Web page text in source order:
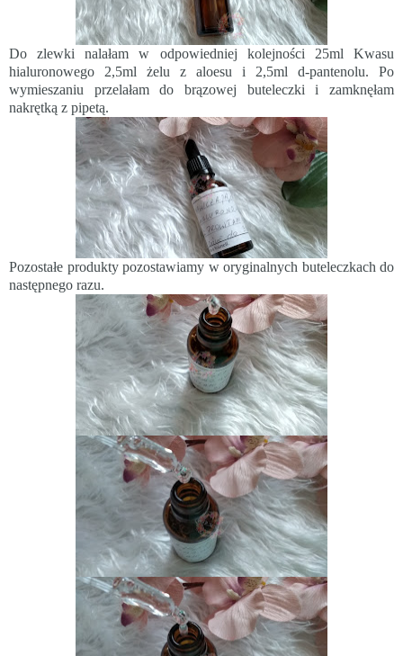
Do zlewki nalałam w odpowiedniej kolejności 25ml Kwasu
hialuronowego 2,5ml żelu z aloesu i 2,5ml d-pantenolu. Po
wymieszaniu przelałam do brązowej buteleczki i zamknęłam
nakrętką z pipetą.
Pozostałe produkty pozostawiamy w oryginalnych buteleczkach do
następnego razu.